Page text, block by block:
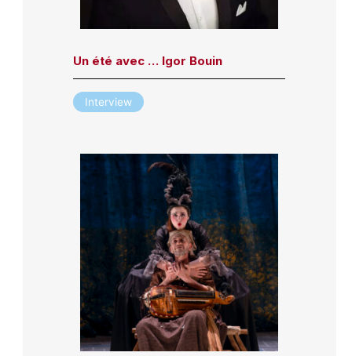
Un été avec … Igor Bouin
Interview